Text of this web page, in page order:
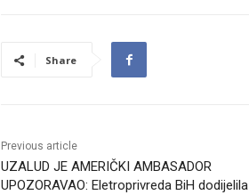
Share
Previous article
UZALUD JE AMERIČKI AMBASADOR
UPOZORAVAO: Eletroprivreda BiH dodijelila